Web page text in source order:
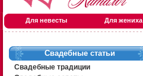
Для невесты Для жениха
Свадебные статьи
Свадебные традиции